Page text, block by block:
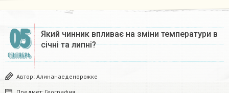
05
СЕНТЯБРЬ
Який чинник впливає на зміни температури в
січні та липні?​
Автор: Алинанаеденорожке